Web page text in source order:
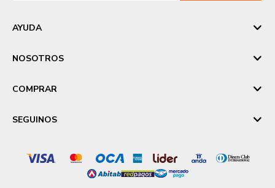
AYUDA
NOSOTROS
COMPRAR
SEGUINOS